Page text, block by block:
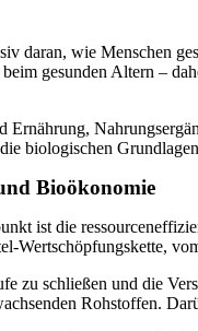
daran, wie Menschen
gesunden Altern –
Ernährung,
biologischen
Bioökonomie
ist die
Wertschöpfungskette,
zu schließen und die
Rohstoffen.